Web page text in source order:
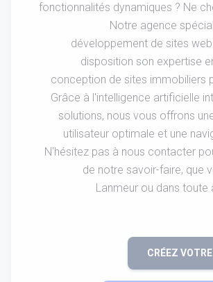
fonctionnalités dynamiques ? Ne
Notre agence
développement de sites
disposition son expertise
conception de sites immobiliers
Grâce à l'intelligence artificielle
solutions, nous vous offrons
utilisateur optimale et une
N'hésitez pas à nous contacter
de notre savoir-faire, que
Lanmeur ou dans toute
CRÉEZ